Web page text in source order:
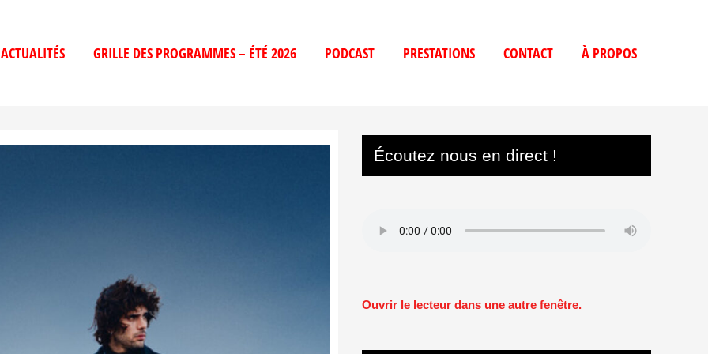
ACTUALITÉS GRILLE DES PROGRAMMES – ÉTÉ 2026 PODCAST PRESTATIONS CONTACT À PROPOS
Écoutez nous en direct !
Ouvrir le lecteur dans une autre fenêtre.